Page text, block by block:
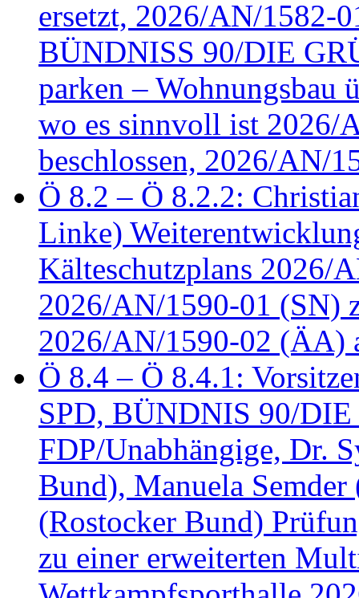
ersetzt, 2026/AN/1582-
BÜNDNISS 90/DIE
parken – Wohnungsbau
wo es sinnvoll ist 2026/
beschlossen, 2026/AN/
Ö 8.2 – Ö 8.2.2:
Linke)
Kälteschutzplans 2026/
2026/AN/1590-01 (SN)
2026/AN/1590-02 (ÄA)
Ö 8.4 – Ö 8.4.1:
SPD, BÜNDNIS 90/
FDP/Unabhängige, Dr.
Bund), Manuela
(Rostocker Bund)
zu einer erweiterten